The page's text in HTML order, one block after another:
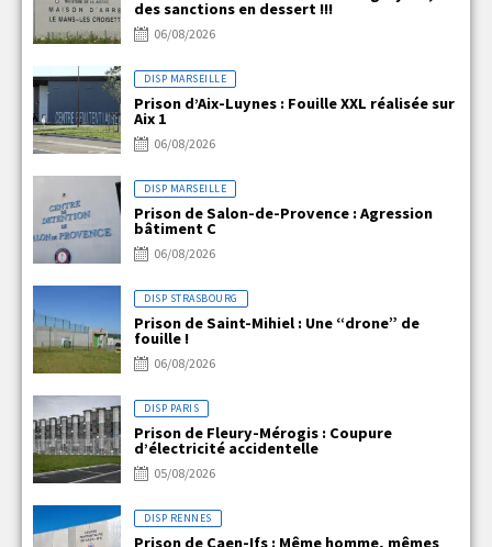
des sanctions en dessert !!!
06/08/2026
DISP MARSEILLE
Prison d’Aix-Luynes : Fouille XXL réalisée sur
Aix 1
06/08/2026
DISP MARSEILLE
Prison de Salon-de-Provence : Agression
bâtiment C
06/08/2026
DISP STRASBOURG
Prison de Saint-Mihiel : Une “drone” de
fouille !
06/08/2026
DISP PARIS
Prison de Fleury-Mérogis : Coupure
d’électricité accidentelle
05/08/2026
DISP RENNES
Prison de Caen-Ifs : Même homme, mêmes